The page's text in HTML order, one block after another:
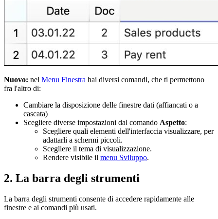
Nuovo: nel Menu Finestra hai diversi comandi, che ti permettono
fra l'altro di:
Cambiare la disposizione delle finestre dati (affiancati o a
cascata)
Scegliere diverse impostazioni dal comando Aspetto:
Scegliere quali elementi dell'interfaccia visualizzare, per
adattarli a schermi piccoli.
Scegliere il tema di visualizzazione.
Rendere visibile il menu Sviluppo.
2. La barra degli strumenti
La barra degli strumenti consente di accedere rapidamente alle
finestre e ai comandi più usati.